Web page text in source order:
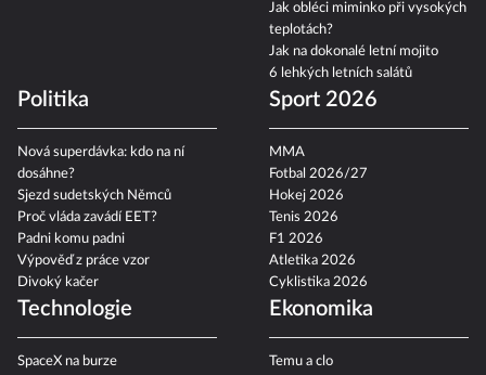
Jak obléci miminko při vysokých
teplotách?
Jak na dokonalé letní mojito
6 lehkých letních salátů
Politika
Nová superdávka: kdo na ní
dosáhne?
Sjezd sudetských Němců
Proč vláda zavádí EET?
Padni komu padni
Výpověď z práce vzor
Divoký kačer
Sport 2026
MMA
Fotbal 2026/27
Hokej 2026
Tenis 2026
F1 2026
Atletika 2026
Cyklistika 2026
Technologie
SpaceX na burze
Ekonomika
Temu a clo